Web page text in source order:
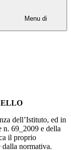
Menu di
dell’Istituto, ed in
n. 69_2009 e della
il proprio
normativa.